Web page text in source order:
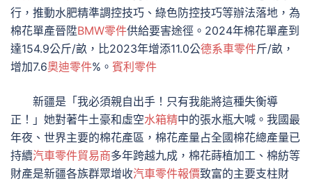
行，推動水肥精準調控技巧、綠色防控技巧等辦法落地，為
棉花單產晉陞BMW零件供給要害途徑。2024年棉花單產到
達154.9公斤/畝，比2023年增添11.0公德系車零件斤/畝，
增加7.6奧迪零件%。 賓利零件
新疆是「我必須親自出手！只有我能將這種失衡導
正！」她對著牛土豪和虛空水箱精中的張水瓶大喊。我國最
年夜、世界主要的棉花產區，棉花產量占全國棉花總產量已
持續汽車零件貿易商多年跨越九成，棉花蒔植加工、棉紡等
財產是新疆各族群眾增收汽車零件報價致富的主要支柱財